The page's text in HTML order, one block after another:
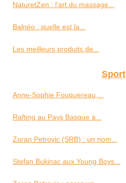
NaturetZen : l'art du massage...
Balnéo : quelle est la...
Les meilleurs produits de...
Sport
Anne-Sophie Fouquereau,...
Rafting au Pays Basque à...
Zoran Petrovic (SRB) : un nom...
Stefan Bukinac aux Young Boys...